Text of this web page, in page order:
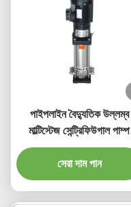
পাইপলাইন বৈদ্যুতিক উল্লম্ব
মাল্টিস্টেজ সেন্ট্রিফিউগাল পাম্প
স্টেইনলেস স্টীল
সেরা দাম পান